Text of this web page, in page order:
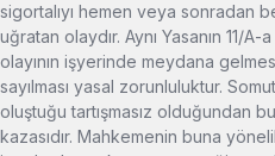
sigortalıyı hemen veya sonradan
uğratan olaydır. Aynı Yasanın 11/
olayının işyerinde meydana
sayılması yasal zorunluluktur.
oluştuğu tartışmasız olduğundan
kazasıdır. Mahkemenin buna